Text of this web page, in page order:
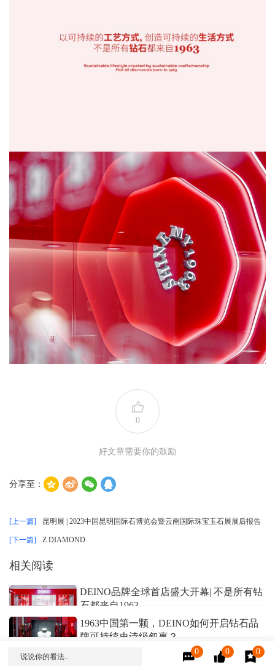
说说你的看法..
0
0
0
0
好文章需要你的鼓励
分享至：
[上一篇] 昆明展 | 2023中国昆明国际石博览会暨云南国际珠宝玉石展展后报告
[下一篇] Z DIAMOND
相关阅读
DEINO品牌全球首店盛大开幕| 不是所有钻
石都来自1963
培育钻石网小编 2024/11/02
1963中国第一颗，DEINO如何开启钻石品
牌可持续史诗级叙事？
2024/11/12
DEINO：不是所有钻石都来自1963